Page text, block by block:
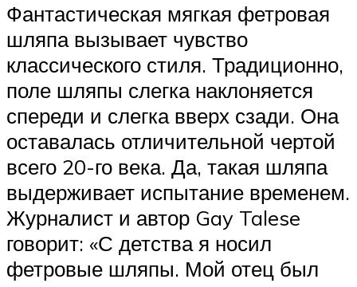
Фантастическая мягкая фетровая
шляпа вызывает чувство
классического стиля. Традиционно,
поле шляпы слегка наклоняется
спереди и слегка вверх сзади. Она
оставалась отличительной чертой
всего 20-го века. Да, такая шляпа
выдерживает испытание временем.
Журналист и автор Gay Talese
говорит: «С детства я носил
фетровые шляпы. Мой отец был